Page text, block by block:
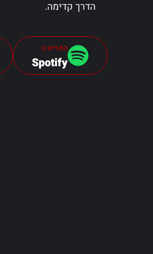
הדרך קדימה.
האזינו ב-
Spotify